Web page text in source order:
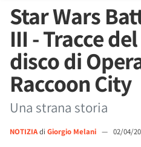
Star Wars
III - Tracce
disco di
Raccoon City
Una strana storia
NOTIZIAdi Giorgio Melani — 02/04/